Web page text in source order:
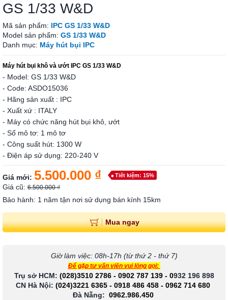
GS 1/33 W&D
Mã sản phẩm: IPC GS 1/33 W&D
Model sản phẩm: GS 1/33 W&D
Danh mục: Máy hút bụi IPC
Máy hút bụi khô và ướt IPC GS 1/33 W&D
- Model: GS 1/33 W&D
- Code: ASDO15036
- Hãng sản xuất : IPC
- Xuất xứ : ITALY
- Máy có chức năng hút bụi khô, ướt
- Số mô tơ: 1 mô tơ
- Công suất hút: 1300 W
- Điện áp sử dụng: 220-240 V
Giá mới: 5.500.000 ₫ Tiết kiệm: 15%
Giá cũ: 6.500.000 ₫
Bảo hành: 1 năm tận nơi sử dụng bán kính 15km
Mua ngay
Giờ làm việc: 08h-17h (từ thứ 2 - thứ 7)
Để gặp tư vấn viên vui lòng gọi:
Trụ sở HCM: (028)3510 2786 - 0902 787 139- 0932 196 898
CN Hà Nội: (024)3221 6365 - 0918 486 458 - 0962 714 680
Đà Nẵng: 0962.986.450